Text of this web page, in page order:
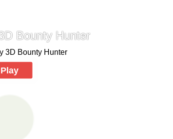
Bounty Hunter
Play